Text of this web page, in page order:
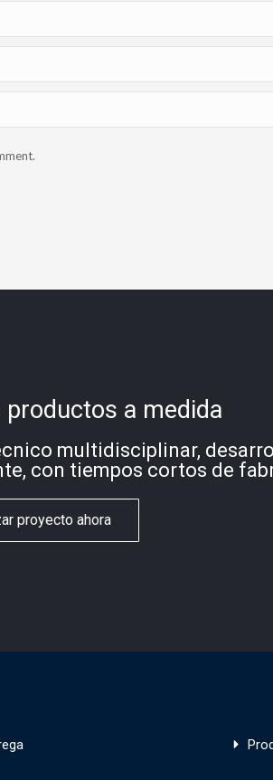
productos a medida
multidisciplinar,
con tiempos cortos de
proyecto ahora